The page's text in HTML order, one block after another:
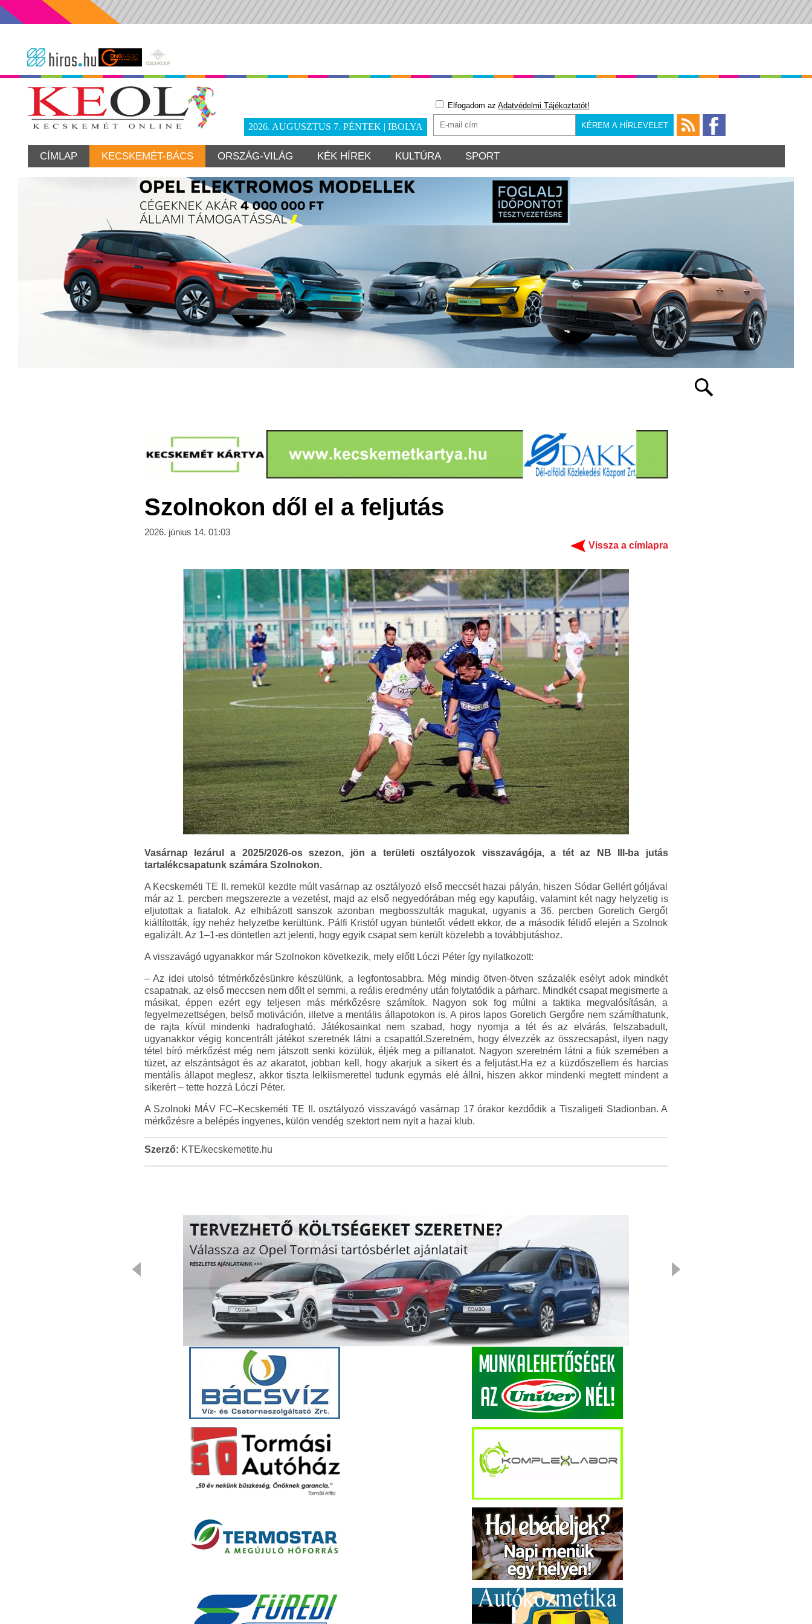
2026. AUGUSZTUS 7. PÉNTEK | IBOLYA
Elfogadom az Adatvédelmi Tájékoztatót!
CÍMLAP KECSKEMÉT-BÁCS ORSZÁG-VILÁG KÉK HÍREK KULTÚRA SPORT
Szolnokon dől el a feljutás
2026. június 14. 01:03
Vissza a címlapra
Vasárnap lezárul a 2025/2026-os szezon, jön a területi osztályozok visszavágója, a tét az NB III-ba jutás
tartalékcsapatunk számára Szolnokon.
A Kecskeméti TE II. remekül kezdte múlt vasárnap az osztályozó első meccsét hazai pályán, hiszen Sódar Gellért góljával
már az 1. percben megszerezte a vezetést, majd az első negyedórában még egy kapufáig, valamint két nagy helyzetig is
eljutottak a fiatalok. Az elhibázott sanszok azonban megbosszulták magukat, ugyanis a 36. percben Goretich Gergőt
kiállították, így nehéz helyzetbe kerültünk. Pálfi Kristóf ugyan büntetőt védett ekkor, de a második félidő elején a Szolnok
egalizált. Az 1–1-es döntetlen azt jelenti, hogy egyik csapat sem került közelebb a továbbjutáshoz.
A visszavágó ugyanakkor már Szolnokon következik, mely előtt Lóczi Péter így nyilatkozott:
– Az idei utolsó tétmérkőzésünkre készülünk, a legfontosabbra. Még mindig ötven-ötven százalék esélyt adok mindkét
csapatnak, az első meccsen nem dőlt el semmi, a reális eredmény után folytatódik a párharc. Mindkét csapat megismerte a
másikat, éppen ezért egy teljesen más mérkőzésre számítok. Nagyon sok fog múlni a taktika megvalósításán, a
fegyelmezettségen, belső motiváción, illetve a mentális állapotokon is. A piros lapos Goretich Gergőre nem számíthatunk,
de rajta kívül mindenki hadrafogható. Játékosainkat nem szabad, hogy nyomja a tét és az elvárás, felszabadult,
ugyanakkor végig koncentrált játékot szeretnék látni a csapattól.Szeretném, hogy élvezzék az összecsapást, ilyen nagy
tétel bíró mérkőzést még nem játszott senki közülük, éljék meg a pillanatot. Nagyon szeretném látni a fiúk szemében a
tüzet, az elszántságot és az akaratot, jobban kell, hogy akarjuk a sikert és a feljutást.Ha ez a küzdőszellem és harcias
mentális állapot meglesz, akkor tiszta lelkiismerettel tudunk egymás elé állni, hiszen akkor mindenki megtett mindent a
sikerért – tette hozzá Lóczi Péter.
A Szolnoki MÁV FC–Kecskeméti TE II. osztályozó visszavágó vasárnap 17 órakor kezdődik a Tiszaligeti Stadionban. A
mérkőzésre a belépés ingyenes, külön vendég szektort nem nyit a hazai klub.
Szerző: KTE/kecskemetite.hu